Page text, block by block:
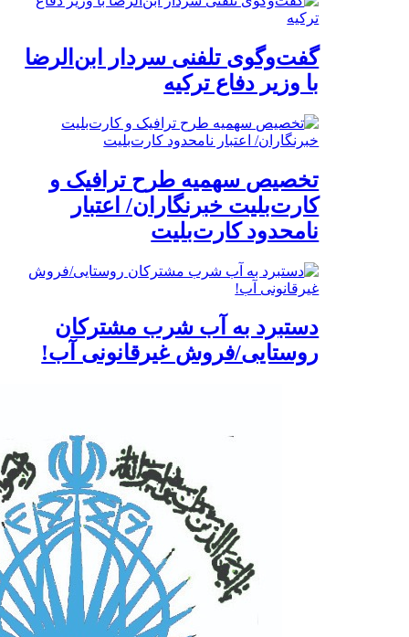
گفت‌وگوی تلفنی سردار ابن‌الرضا
با وزیر دفاع ترکیه
تخصیص سهمیه طرح ترافیک و
کارت‌بلیت خبرنگاران/ اعتبار
نامحدود کارت‌بلیت
دستبرد به آب شرب مشترکان
روستایی/فروش غیرقانونی آب!